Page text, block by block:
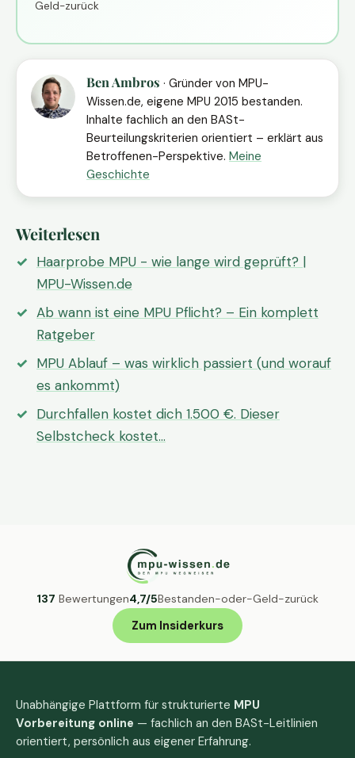
Geld-zurück
Ben Ambros · Gründer von MPU-
Wissen.de, eigene MPU 2015 bestanden.
Inhalte fachlich an den BASt-
Beurteilungskriterien orientiert – erklärt aus
Betroffenen-Perspektive. Meine
Geschichte
Weiterlesen
Haarprobe MPU - wie lange wird geprüft? |
MPU-Wissen.de
Ab wann ist eine MPU Pflicht? – Ein komplett
Ratgeber
MPU Ablauf – was wirklich passiert (und worauf
es ankommt)
Durchfallen kostet dich 1.500 €. Dieser
Selbstcheck kostet…
137 Bewertungen4,7/5Bestanden-oder-Geld-zurück
Zum Insiderkurs
Unabhängige Plattform für strukturierte MPU
Vorbereitung online — fachlich an den BASt-Leitlinien
orientiert, persönlich aus eigener Erfahrung.